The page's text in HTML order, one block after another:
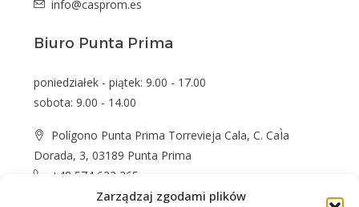
Zarządzaj zgodami plików
info@casprom.es
Biuro Punta Prima
poniedziałek - piątek: 9.00 - 17.00
sobota: 9.00 - 14.00
Polígono Punta Prima Torrevieja Cala, C. CaÌa
Dorada, 3, 03189 Punta Prima
+48 574 622 365
info@casprom.es